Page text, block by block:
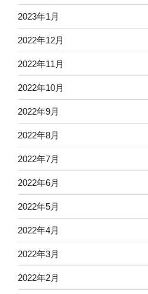
2023年1月
2022年12月
2022年11月
2022年10月
2022年9月
2022年8月
2022年7月
2022年6月
2022年5月
2022年4月
2022年3月
2022年2月